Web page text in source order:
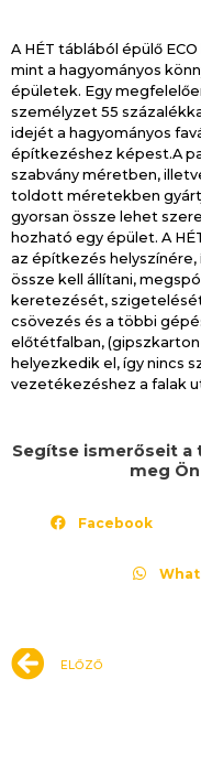
A HÉT táblából épülő
mint a hagyományos
épületek. Egy
személyzet 55
idejét a hagyományos
építkezéshez képest.A
szabvány méretben,
toldott méretekben
gyorsan össze lehet
hozható egy épület. A
az építkezés
össze kell állítani,
keretezését,
csövezés és a többi
előtétfalban,
helyezkedik el, így nincs
vezetékezéshez a falak
Segítse ismerőseit a
meg
Facebook
Előző
ELŐZŐ